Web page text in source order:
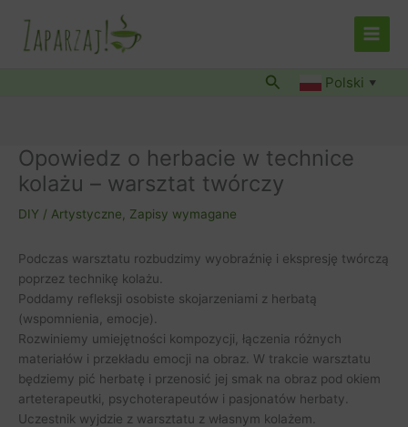
treści
Szukaj Polski ▼
Opowiedz o herbacie w technice
kolażu – warsztat twórczy
DIY / Artystyczne, Zapisy wymagane
Podczas warsztatu rozbudzimy wyobraźnię i ekspresję twórczą
poprzez technikę kolażu.
Poddamy refleksji osobiste skojarzeniami z herbatą
(wspomnienia, emocje).
Rozwiniemy umiejętności kompozycji, łączenia różnych
materiałów i przekładu emocji na obraz. W trakcie warsztatu
będziemy pić herbatę i przenosić jej smak na obraz pod okiem
arteterapeutki, psychoterapeutów i pasjonatów herbaty.
Uczestnik wyjdzie z warsztatu z własnym kolażem.